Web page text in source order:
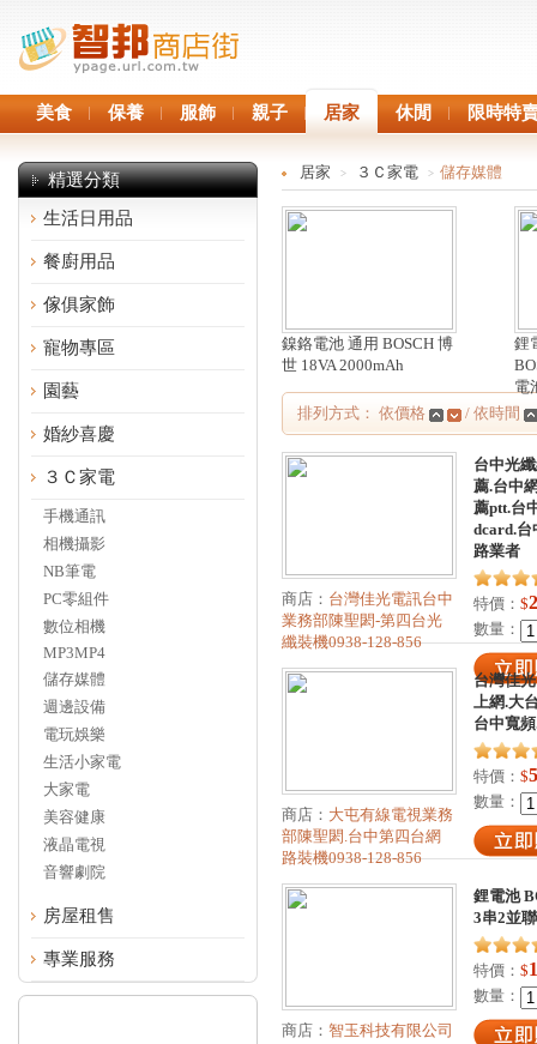
美食 保養 服飾 親子 居家 休閒 限時特
精選分類
生活日用品
餐廚用品
傢俱家飾
寵物專區
園藝
婚紗喜慶
３Ｃ家電
手機通訊
相機攝影
NB筆電
PC零組件
數位相機
MP3MP4
儲存媒體
週邊設備
電玩娛樂
生活小家電
大家電
美容健康
液晶電視
音響劇院
房屋租售
專業服務
居家 > ３Ｃ家電 > 儲存媒體
鎳鉻電池 通用 BOSCH 博
世 18VA 2000mAh
鋰
電
排列方式： 依價格
/ 依時間
商店： 台灣佳光電訊台中
業務部陳聖閎-第四台光
纖裝機0938-128-856
台中光
薦.台中
薦ptt.台
dcard.台
路業者
特價： $
數量：
商店： 大屯有線電視業務
部陳聖閎.台中第四台網
路裝機0938-128-856
台灣佳
上網.大
台中寬
特價： $
數量：
商店： 智玉科技有限公司
鋰電池
3串2並
特價： $
數量：